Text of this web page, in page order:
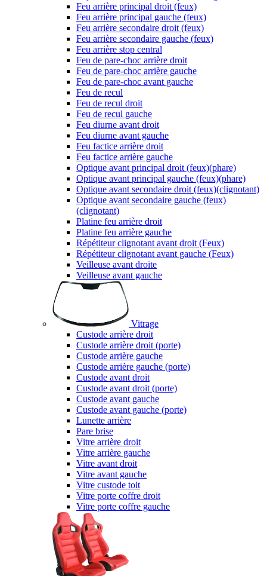
Feu arrière principal droit (feux)
Feu arrière principal gauche (feux)
Feu arrière secondaire droit (feux)
Feu arrière secondaire gauche (feux)
Feu arrière stop central
Feu de pare-choc arrière droit
Feu de pare-choc arrière gauche
Feu de pare-choc avant gauche
Feu de recul
Feu de recul droit
Feu de recul gauche
Feu diurne avant droit
Feu diurne avant gauche
Feu factice arrière droit
Feu factice arrière gauche
Optique avant principal droit (feux)(phare)
Optique avant principal gauche (feux)(phare)
Optique avant secondaire droit (feux)(clignotant)
Optique avant secondaire gauche (feux)
(clignotant)
Platine feu arrière droit
Platine feu arrière gauche
Répétiteur clignotant avant droit (Feux)
Répétiteur clignotant avant gauche (Feux)
Veilleuse avant droite
Veilleuse avant gauche
Vitrage
Custode arrière droit
Custode arrière droit (porte)
Custode arrière gauche
Custode arrière gauche (porte)
Custode avant droit
Custode avant droit (porte)
Custode avant gauche
Custode avant gauche (porte)
Lunette arrière
Pare brise
Vitre arrière droit
Vitre arrière gauche
Vitre avant droit
Vitre avant gauche
Vitre custode toit
Vitre porte coffre droit
Vitre porte coffre gauche